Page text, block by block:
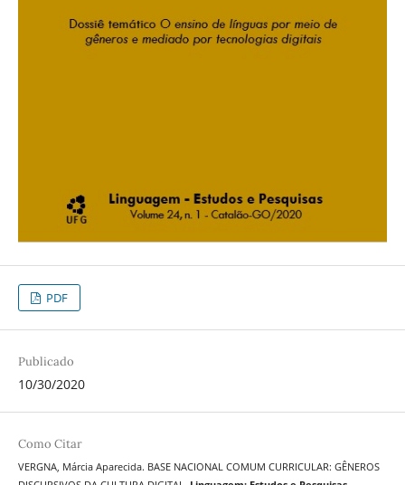
PDF
Publicado
10/30/2020
Como Citar
VERGNA, Márcia Aparecida. BASE NACIONAL COMUM CURRICULAR: GÊNEROS